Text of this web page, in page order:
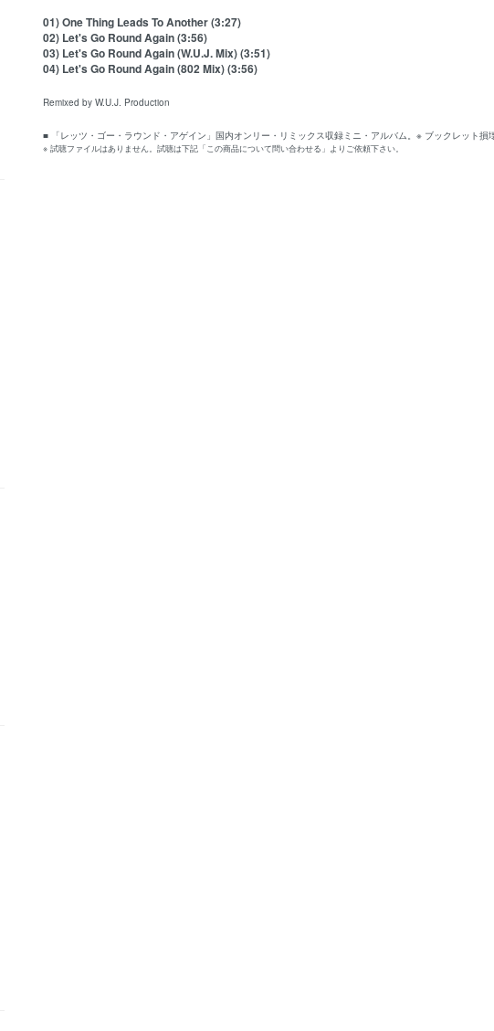
01) One Thing Leads To Another (3:27)
02) Let's Go Round Again (3:56)
03) Let's Go Round Again (W.U.J. Mix) (3:51)
04) Let's Go Round Again (802 Mix) (3:56)
Remixed by W.U.J. Production
■ 「レッツ・ゴー・ラウンド・アゲイン」国内オンリー・リミックス収録ミニ・アルバム。※ ブックレット損
※ 試聴ファイルはありません。試聴は下記「この商品について問い合わせる」よりご依頼下さい。